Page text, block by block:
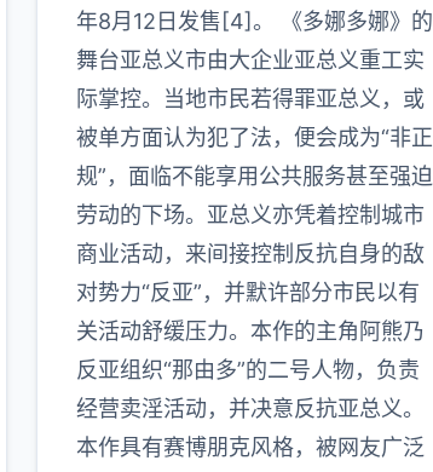
年8月12日发售[4]。 《多娜多娜》的
舞台亚总义市由大企业亚总义重工实
际掌控。当地市民若得罪亚总义，或
被单方面认为犯了法，便会成为“非正
规”，面临不能享用公共服务甚至强迫
劳动的下场。亚总义亦凭着控制城市
商业活动，来间接控制反抗自身的敌
对势力“反亚”，并默许部分市民以有
关活动舒缓压力。本作的主角阿熊乃
反亚组织“那由多”的二号人物，负责
经营卖淫活动，并决意反抗亚总义。
本作具有赛博朋克风格，被网友广泛